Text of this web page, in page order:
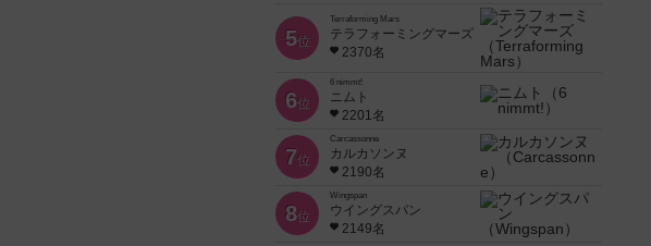
5位
Terraforming Mars
テラフォーミングマーズ
2370名
6位
6 nimmt!
ニムト
2201名
7位
Carcassonne
カルカソンヌ
2190名
8位
Wingspan
ウイングスパン
2149名